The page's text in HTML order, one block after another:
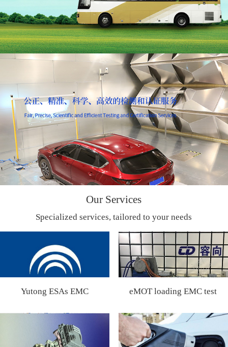
Our Services
Specialized services, tailored to your needs
Yutong ESAs EMC
eMOT loading EMC test